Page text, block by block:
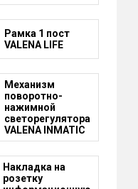
Рамка 1 пост
VALENA LIFE
Механизм
поворотно-
нажимной
светорегулятора
VALENA INMATIC
Накладка на
розетку